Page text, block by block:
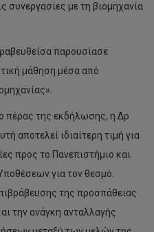
συνεργασίες με τη βιομηχανία
παρουσίασε
μάθηση μέσα από
πέρας της εκδήλωσης, η Δρ
αποτελεί ιδιαίτερη τιμή για
προς το Πανεπιστήμιο και
για τον θεσμό.
της προσπάθειας
την ανάγκη ανταλλαγής